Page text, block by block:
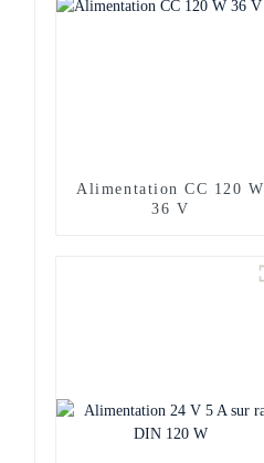
Alimentation CC 120 W
36 V